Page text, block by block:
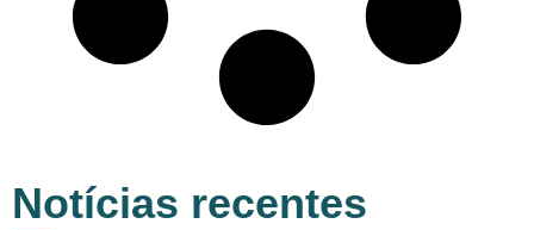
Notícias recentes